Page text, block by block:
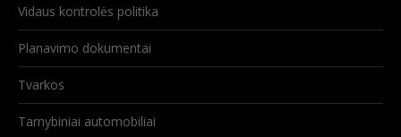
Vidaus kontrolės politika
Planavimo dokumentai
Tvarkos
Tarnybiniai automobiliai